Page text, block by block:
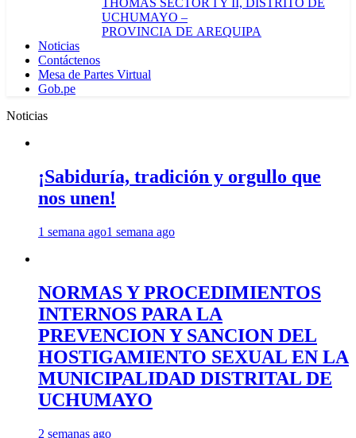
THOMAS SECTOR I Y II, DISTRITO DE
UCHUMAYO –
PROVINCIA DE AREQUIPA
Noticias
Contáctenos
Mesa de Partes Virtual
Gob.pe
Noticias
¡Sabiduría, tradición y orgullo que
nos unen!
1 semana ago1 semana ago
NORMAS Y PROCEDIMIENTOS
INTERNOS PARA LA
PREVENCION Y SANCION DEL
HOSTIGAMIENTO SEXUAL EN LA
MUNICIPALIDAD DISTRITAL DE
UCHUMAYO
2 semanas ago